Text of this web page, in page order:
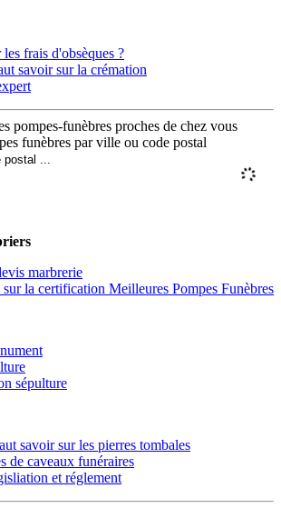
frais d'obsèques ?
savoir sur la crémation
pompes-funèbres proches de chez vous
funèbres par ville ou code postal
marbrerie
la certification Meilleures Pompes Funèbres
sépulture
savoir sur les pierres tombales
de caveaux funéraires
et réglement